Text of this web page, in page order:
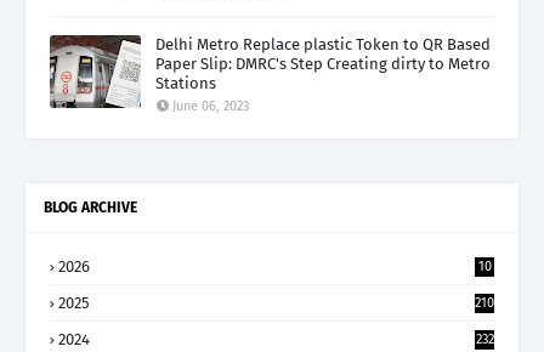
Delhi Metro Replace plastic Token to QR Based
Paper Slip: DMRC's Step Creating dirty to Metro
Stations
June 06, 2023
BLOG ARCHIVE
2026
10
2025 210
2024 232